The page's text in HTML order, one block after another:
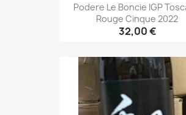
Podere Le Boncie IGP
Rouge Cinque 2022
32,00 €